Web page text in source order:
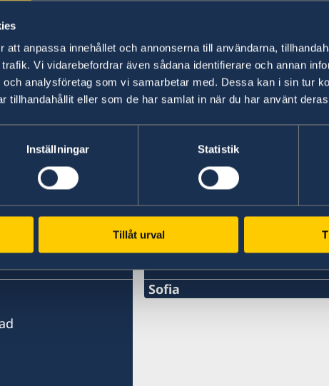
att anpassa innehållet och annonserna till användarna,
Vi vidarebefordrar även sådana identifierare och annan
analysföretag som vi samarbetar med. Dessa kan i sin tur
tillhandahållit eller som de har samlat in när du har använt
Inställningar Statistik
Tillåt urval
Fax
+46 8 723 11 76
E-mail
sbs.bulgarien@gov.se
SWEDISH CONSULATES
Sofia